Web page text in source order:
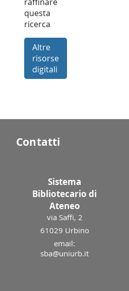
questa
ricerca
Altre
risorse
digitali
Contatti
Sistema
Bibliotecario di
Ateneo
via Saffi, 2
61029 Urbino
email:
sba@uniurb.it